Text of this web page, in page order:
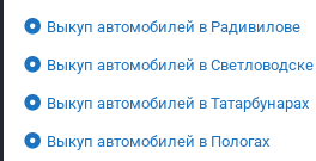
Выкуп автомобилей в Радивилове
Выкуп автомобилей в Светловодске
Выкуп автомобилей в Татарбунарах
Выкуп автомобилей в Пологах